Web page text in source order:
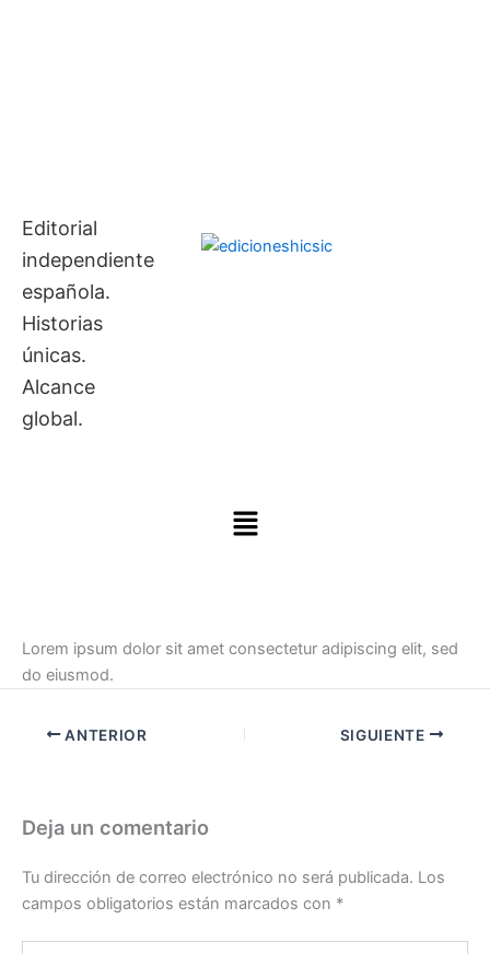
Editorial
independiente
española.
Historias
únicas.
Alcance
global.
Menú
Lorem ipsum dolor sit amet consectetur adipiscing elit, sed
do eiusmod.
ANTERIOR SIGUIENTE
Deja un comentario
Tu dirección de correo electrónico no será publicada. Los
campos obligatorios están marcados con *